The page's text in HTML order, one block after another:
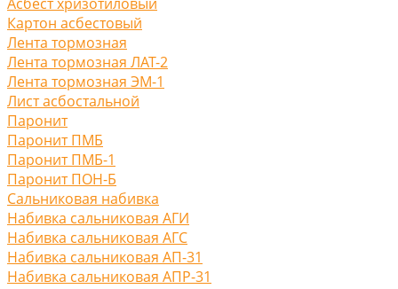
Картон асбестовый
Лента тормозная
Лента тормозная ЛАТ-2
Лента тормозная ЭМ-1
Лист асбостальной
Паронит
Паронит ПМБ
Паронит ПМБ-1
Паронит ПОН-Б
Сальниковая набивка
Набивка сальниковая АГИ
Набивка сальниковая АГС
Набивка сальниковая АП-31
Набивка сальниковая АПР-31